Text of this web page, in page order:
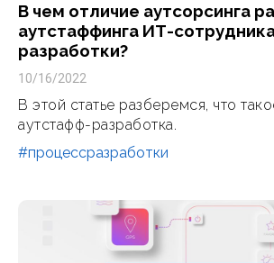
В чем отличие аутсорсинга
аутстаффинга ИТ-
разработки?
10/16/2022
В этой статье разберемся, что
аутстафф-разработка.
#процессразработки